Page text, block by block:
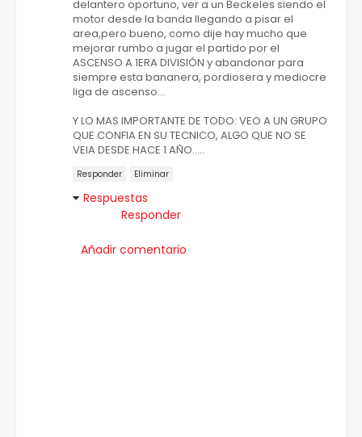
delantero oportuno, ver a un Beckeles siendo el
motor desde la banda llegando a pisar el
area,pero bueno, como dije hay mucho que
mejorar rumbo a jugar el partido por el
ASCENSO A 1ERA DIVISIÓN y abandonar para
siempre esta bananera, pordiosera y mediocre
liga de ascenso...
Y LO MAS IMPORTANTE DE TODO: VEO A UN GRUPO
QUE CONFIA EN SU TECNICO, ALGO QUE NO SE
VEIA DESDE HACE 1 AÑO.....
Responder Eliminar
Respuestas
Responder
Añadir comentario